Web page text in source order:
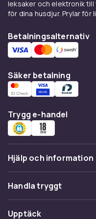
leksaker och elektronik
för dina husdjur. Prylar för
Betalningsalternativ
Säker betalning
Trygg e-handel
Hjälp och information
Vanliga frågor
Spåra paket
Handla tryggt
Betalning
Upptäck